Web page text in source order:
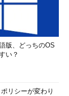
版、どっちのOS
い？
リシーが変わり